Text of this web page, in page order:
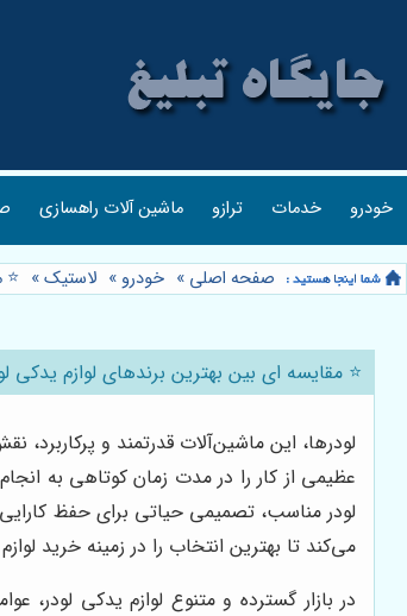
خودرو خدمات ترازو ماشین آلات راهسازی
صفحه اصلی » خودرو » لاستیک»
⭐️ مقایسه ای بین بهترین برندهای لوازم
لودرها، این ماشین‌آلات قدرتمند و
عظیمی از کار را در مدت زمان کوتاهی به
لودر مناسب، تصمیمی حیاتی برای حفظ
می‌کند تا بهترین انتخاب را در زمینه خرید
در بازار گسترده و متنوع لوازم یدکی